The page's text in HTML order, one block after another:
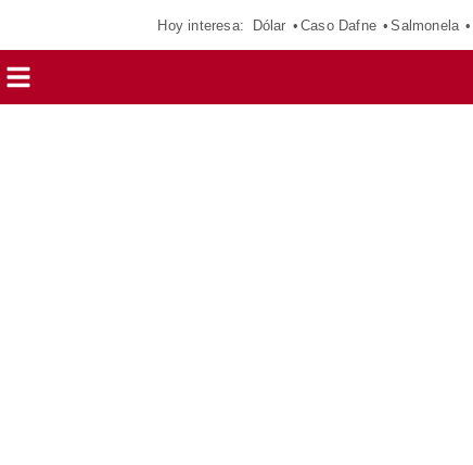
Hoy interesa: Dólar Caso Dafne Salmonela